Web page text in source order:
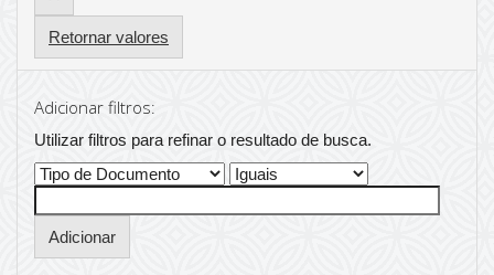
Retornar valores
Adicionar filtros:
Utilizar filtros para refinar o resultado de busca.